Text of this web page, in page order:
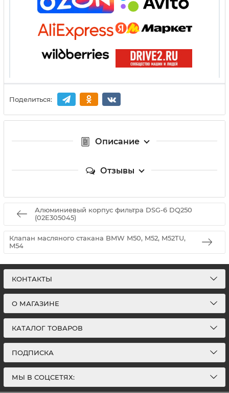
Поделиться:
Описание
Отзывы
Алюминиевый корпус фильтра DSG-6 DQ250
(02E305045)
Клапан масляного стакана BMW M50, M52, M52TU,
M54
КОНТАКТЫ
О МАГАЗИНЕ
КАТАЛОГ ТОВАРОВ
ПОДПИСКА
МЫ В СОЦСЕТЯХ: